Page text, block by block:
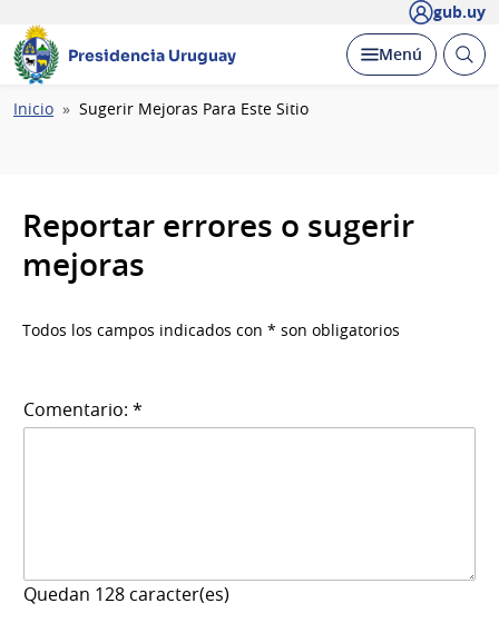
gub.uy
Presidencia Uruguay Desplegar
Menú Abrir
Ruta
Inicio Sugerir Mejoras Para Este Sitio
Reportar errores o sugerir
mejoras
Todos los campos indicados con * son obligatorios
Comentario: *
Quedan 128 caracter(es)